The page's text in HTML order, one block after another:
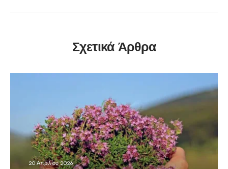
Σχετικά Άρθρα
20 Απριλίου 2026